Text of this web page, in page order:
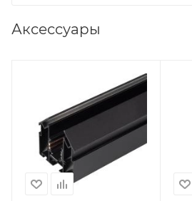
Аксессуары